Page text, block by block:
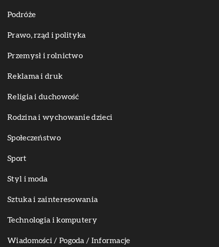
Podróże
Prawo, rząd i polityka
Przemysł i rolnictwo
Reklama i druk
Religia i duchowość
Rodzina i wychowanie dzieci
Społeczeństwo
Sport
Styl i moda
Sztuka i zainteresowania
Technologia i komputery
Wiadomości / Pogoda / Informacje